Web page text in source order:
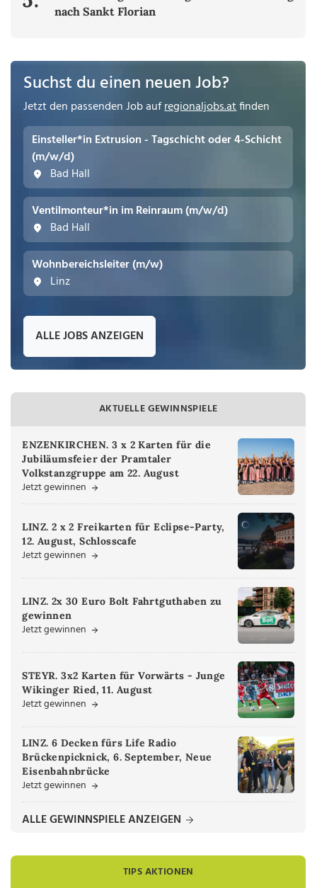
nach Sankt Florian
Suchst du einen neuen Job?
Jetzt den passenden Job aufregionaljobs.atfinden
Einsteller*in Extrusion - Tagschicht oder 4-Schicht
(m/w/d)
Bad Hall
Ventilmonteur*in im Reinraum (m/w/d)
Bad Hall
Wohnbereichsleiter (m/w)
Linz
ALLE JOBS ANZEIGEN
AKTUELLE GEWINNSPIELE
ENZENKIRCHEN. 3 x 2 Karten für die
Jubiläumsfeier der Pramtaler
Volkstanzgruppe am 22. August
Jetzt gewinnen
LINZ. 2 x 2 Freikarten für Eclipse-Party,
12. August, Schlosscafe
Jetzt gewinnen
LINZ. 2x 30 Euro Bolt Fahrtguthaben zu
gewinnen
Jetzt gewinnen
STEYR. 3x2 Karten für Vorwärts - Junge
Wikinger Ried, 11. August
Jetzt gewinnen
LINZ. 6 Decken fürs Life Radio
Brückenpicknick, 6. September, Neue
Eisenbahnbrücke
Jetzt gewinnen
ALLE GEWINNSPIELE ANZEIGEN
TIPS AKTIONEN